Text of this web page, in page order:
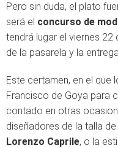
Pero sin duda, el plato
será el concurso de
tendrá lugar el viernes
de la pasarela y la
Este certamen, en el que
Francisco de Goya para
contado en otras
diseñadores de la talla de
Lorenzo Caprile, o la